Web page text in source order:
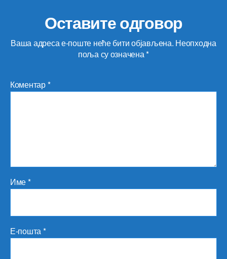
Оставите одговор
Ваша адреса е-поште неће бити објављена. Неопходна
поља су означена*
Коментар*
Име*
Е-пошта *